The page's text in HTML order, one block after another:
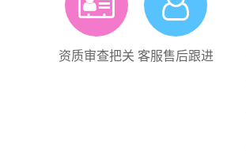
资质审查把关 客服售后跟进